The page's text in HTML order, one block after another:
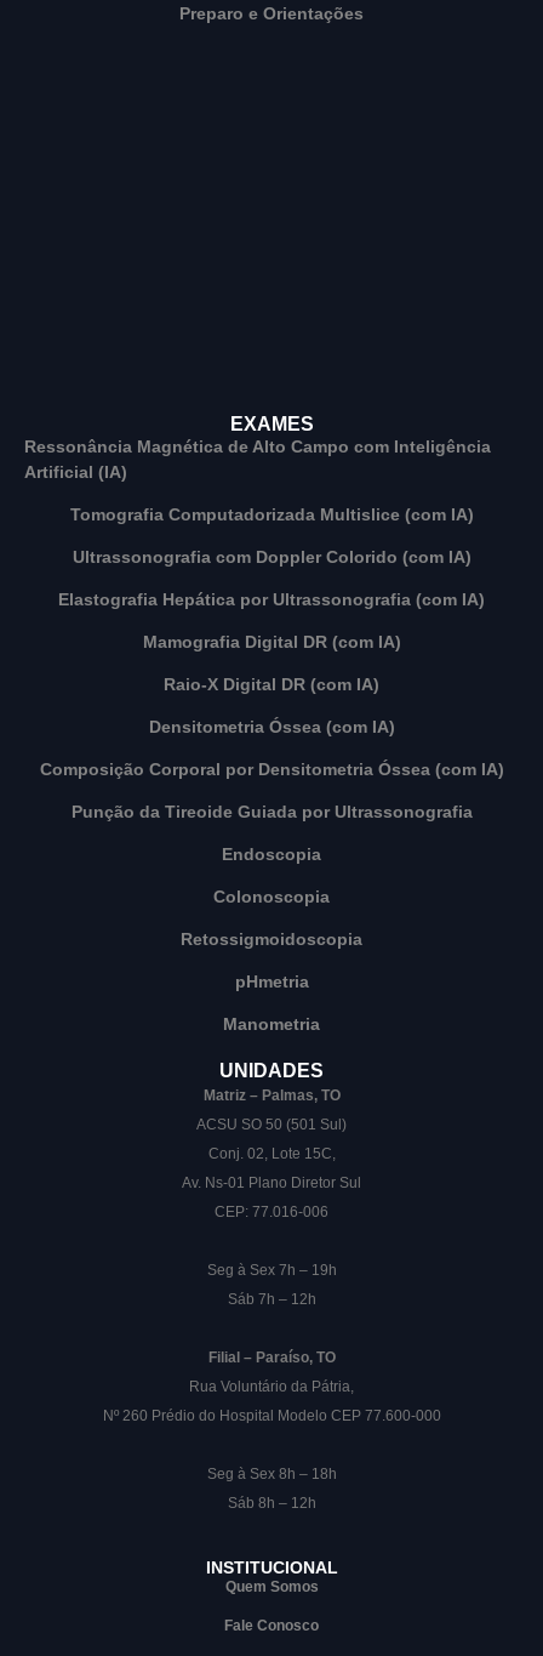
Preparo e Orientações
EXAMES
Ressonância Magnética de Alto Campo com Inteligência
Artificial (IA)
Tomografia Computadorizada Multislice (com IA)
Ultrassonografia com Doppler Colorido (com IA)
Elastografia Hepática por Ultrassonografia (com IA)
Mamografia Digital DR (com IA)
Raio-X Digital DR (com IA)
Densitometria Óssea (com IA)
Composição Corporal por Densitometria Óssea (com IA)
Punção da Tireoide Guiada por Ultrassonografia
Endoscopia
Colonoscopia
Retossigmoidoscopia
pHmetria
Manometria
UNIDADES
Matriz – Palmas, TO
ACSU SO 50 (501 Sul)
Conj. 02, Lote 15C,
Av. Ns-01 Plano Diretor Sul
CEP: 77.016-006
Seg à Sex 7h – 19h
Sáb 7h – 12h
Filial – Paraíso, TO
Rua Voluntário da Pátria,
Nº 260 Prédio do Hospital Modelo CEP 77.600-000
Seg à Sex 8h – 18h
Sáb 8h – 12h
INSTITUCIONAL
Quem Somos
Fale Conosco